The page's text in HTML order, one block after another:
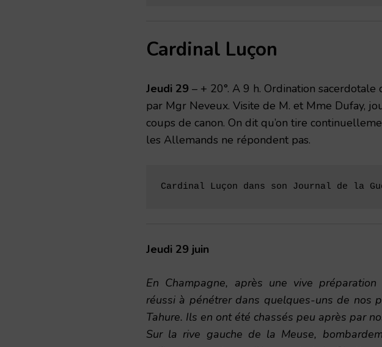
Cardinal Luçon
Jeudi 29 – + 20°. A 9 h. Ordination sacerdotale
par Mgr Neveux. Visite de M. et Mme Dufay,
coups de canon. On dit qu’on tire
les Allemands ne répondent pas.
Cardinal Luçon dans son Journal de la
Jeudi 29 juin
En Champagne, après une vive
réussi à pénétrer dans quelques-uns de nos
Tahure. Ils en ont été chassés peu après par
Sur la rive gauche de la Meuse,